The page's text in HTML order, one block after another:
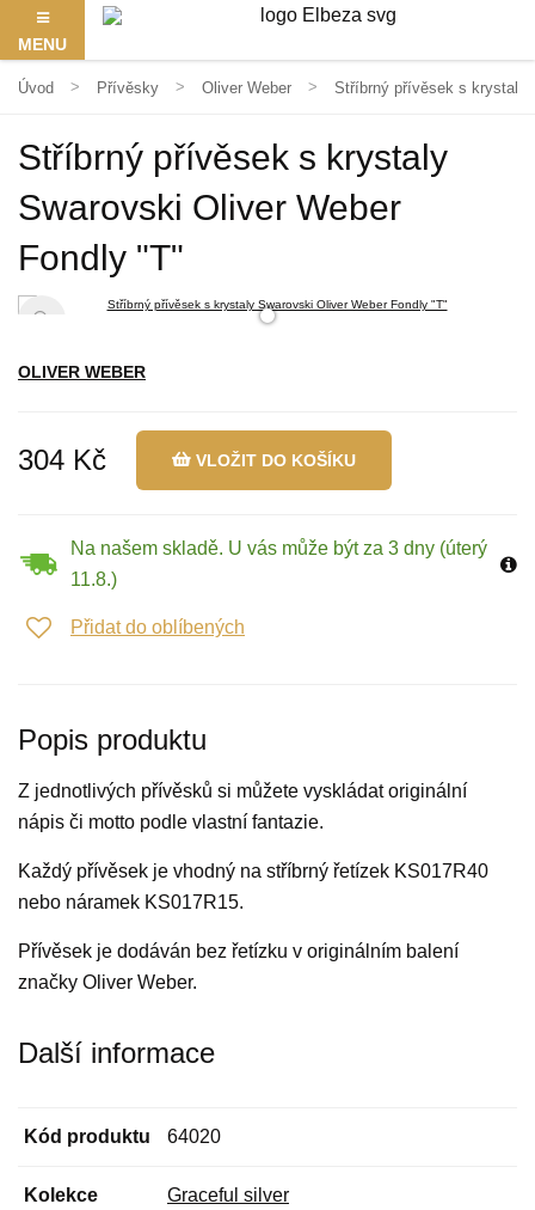
MENU
Úvod Přívěsky Oliver Weber Stříbrný přívěsek s krystaly
Stříbrný přívěsek s krystaly
Swarovski Oliver Weber
Fondly "T"
OLIVER WEBER
304 Kč VLOŽIT DO KOŠÍKU
Na našem skladě. U vás může být za 3 dny (úterý
11.8.)
Přidat do oblíbených
Popis produktu
Z jednotlivých přívěsků si můžete vyskládat originální
nápis či motto podle vlastní fantazie.
Každý přívěsek je vhodný na stříbrný řetízek KS017R40
nebo náramek KS017R15.
Přívěsek je dodáván bez řetízku v originálním balení
značky Oliver Weber.
Další informace
Kód produktu 64020
Kolekce Graceful silver